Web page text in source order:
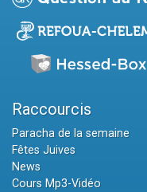
Raccourcis
Paracha de la semaine
Fêtes Juives
News
Cours Mp3-Vidéo